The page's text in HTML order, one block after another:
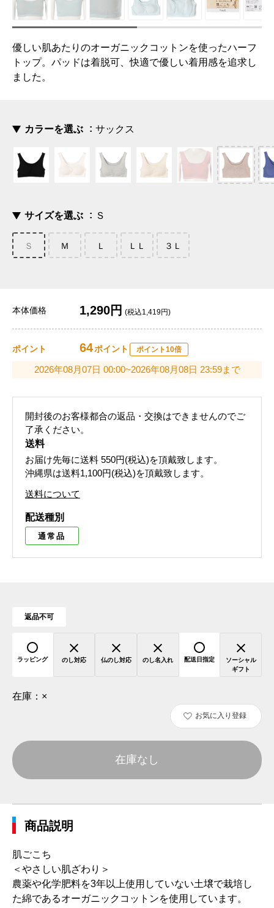
優しい肌あたりのオーガニックコットンを使ったハーフ
トップ。パッドは着脱可、快適で優しい着用感を追求し
ました。
カラーを選ぶ サックス
サイズを選ぶ Ｓ
Ｓ Ｍ Ｌ ＬＬ ３Ｌ
本体価格 1,290円 (税込1,419円)
ポイント 64ポイント ポイント10倍
2026年08月07日 00:00~2026年08月08日 23:59まで
開封後のお客様都合の返品・交換はできませんのでご
了承ください。
送料
お届け先毎に送料 550円(税込)を頂戴致します。
沖縄県は送料1,100円(税込)を頂戴致します。
送料について
配送種別
通常品
返品不可
ラッピング のし対応 仏のし対応 のし名入れ 配送日指定
ソーシャル
ギフト
在庫： ×
お気に入り登録
在庫なし
商品説明
肌ごこち
＜やさしい肌ざわり＞
農薬や化学肥料を3年以上使用していない土壌で栽培し
た綿であるオーガニックコットンを使用しています。